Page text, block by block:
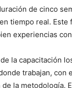
de cinco
tiempo real. Este
experiencias
la capacitación
trabajan, con
de la metodología.